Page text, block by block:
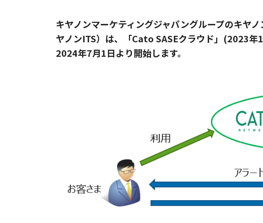
キヤノンマーケティングジャパングループのキヤ
ヤノンITS）は、「Cato SASEクラウド」(2023
2024年7月1日より開始します。